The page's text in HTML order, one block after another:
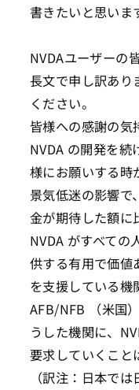
書きたいと思いま
NVDAユーザーの
長文で申し訳あり
ください。
皆様への感謝の気
NVDA の開発を続
様にお願いする時
景気低迷の影響で
金が期待した額に
NVDA がすべての
供する有用で価値
を支援している機
AFB/NFB （米国
うした機関に、
要求していくこと
（訳注：日本で